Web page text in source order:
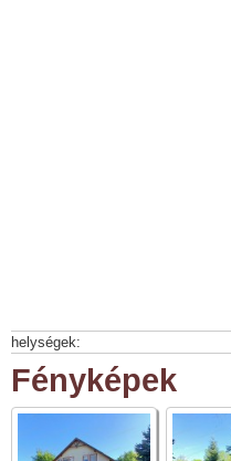
helységek:
Fényképek